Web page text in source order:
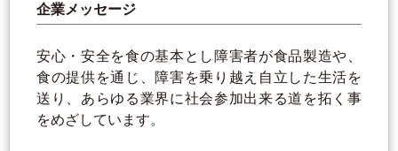
企業メッセージ
安心・安全を食の基本とし障害者が食品製造や、
食の提供を通じ、障害を乗り越え自立した生活を
送り、あらゆる業界に社会参加出来る道を拓く事
をめざしています。